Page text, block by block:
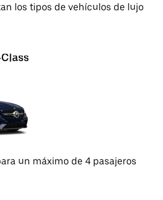
los tipos de vehículos de lujo
un máximo de 4 pasajeros